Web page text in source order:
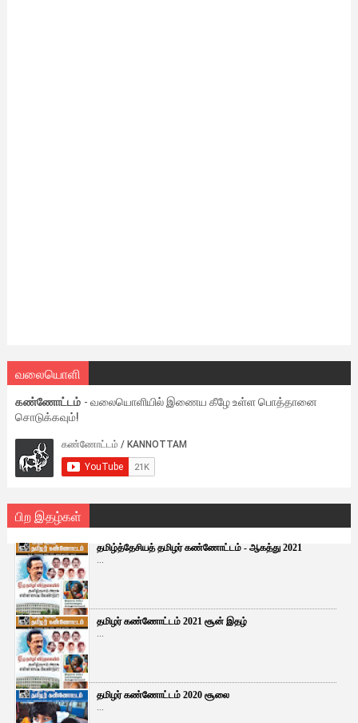
வலையொளி
கண்ணோட்டம் - வலையொளியில் இணைய கீழே உள்ள பொத்தானை
சொடுக்கவும்!
பிற இதழ்கள்
தமிழ்த்தேசியத் தமிழர் கண்ணோட்டம் - ஆகத்து 2021
...
தமிழர் கண்ணோட்டம் 2021 சூன் இதழ்
...
தமிழர் கண்ணோட்டம் 2020 சூலை
...